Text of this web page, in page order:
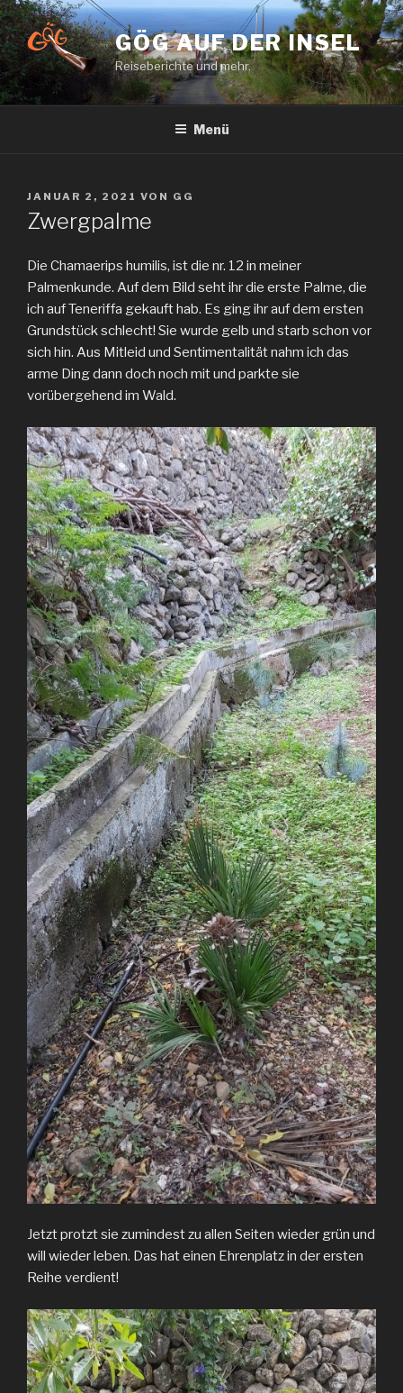
Zum
Inhalt
springen
GÖG AUF DER INSEL
Reiseberichte und mehr.
Menü
VERÖFFENTLICHT
AM
JANUAR 2, 2021 VON GG
Zwergpalme
Die Chamaerips humilis, ist die nr. 12 in meiner
Palmenkunde. Auf dem Bild seht ihr die erste Palme, die
ich auf Teneriffa gekauft hab. Es ging ihr auf dem ersten
Grundstück schlecht! Sie wurde gelb und starb schon vor
sich hin. Aus Mitleid und Sentimentalität nahm ich das
arme Ding dann doch noch mit und parkte sie
vorübergehend im Wald.
Jetzt protzt sie zumindest zu allen Seiten wieder grün und
will wieder leben. Das hat einen Ehrenplatz in der ersten
Reihe verdient!